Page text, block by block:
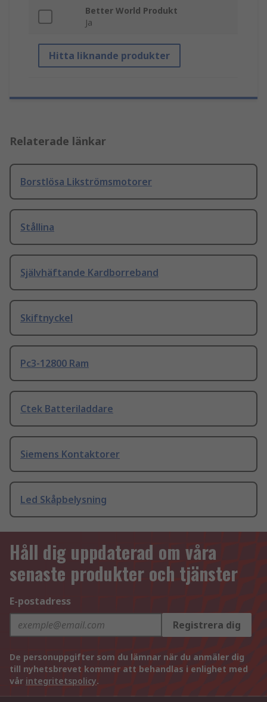
Better World Produkt
Ja
Hitta liknande produkter
Relaterade länkar
Borstlösa Likströmsmotorer
Stållina
Självhäftande Kardborreband
Skiftnyckel
Pc3-12800 Ram
Ctek Batteriladdare
Siemens Kontaktorer
Led Skåpbelysning
Håll dig uppdaterad om våra
senaste produkter och tjänster
E-postadress
Registrera dig
De personuppgifter som du lämnar när du anmäler dig
till nyhetsbrevet kommer att behandlas i enlighet med
vår integritetspolicy.